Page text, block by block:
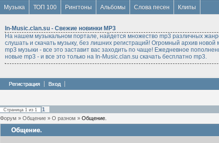
Музыка ТОП 100 Рингтоны Альбомы Слова песен Клипы
In-Music.clan.su - Свежие новинки MP3
На нашем музыкальном портале, найдется множество mp3 различных
слушать и скачать музыку, без лишних регистраций! Огромный архив новой
mp3 музыки - все это заставит вас заходить по чаще! Ежедневное
новые mp3 - и все это только на In-Music.clan.su скачать бесплатно mp3.
Регистрация Вход
Страница 1 из 1
1
Форум » Общение » О разном » Общение.
Общение.